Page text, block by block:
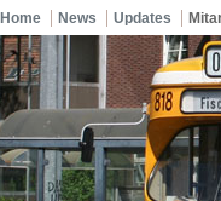
Home News Updates